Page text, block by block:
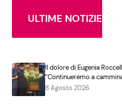
ULTIME NOTIZIE
Il dolore di Eugenia
“Continueremo a
8 Agosto 2026